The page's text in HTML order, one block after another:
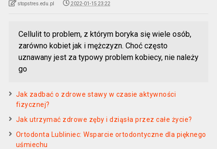
stopstres.edu.pl 2022-01-15 23:22
Cellulit to problem, z którym boryka się wiele osób,
zarówno kobiet jak i mężczyzn. Choć często
uznawany jest za typowy problem kobiecy, nie należy
go
Jak zadbać o zdrowe stawy w czasie aktywności
fizycznej?
Jak utrzymać zdrowe zęby i dziąsła przez całe życie?
Ortodonta Lubliniec: Wsparcie ortodontyczne dla pięknego
uśmiechu